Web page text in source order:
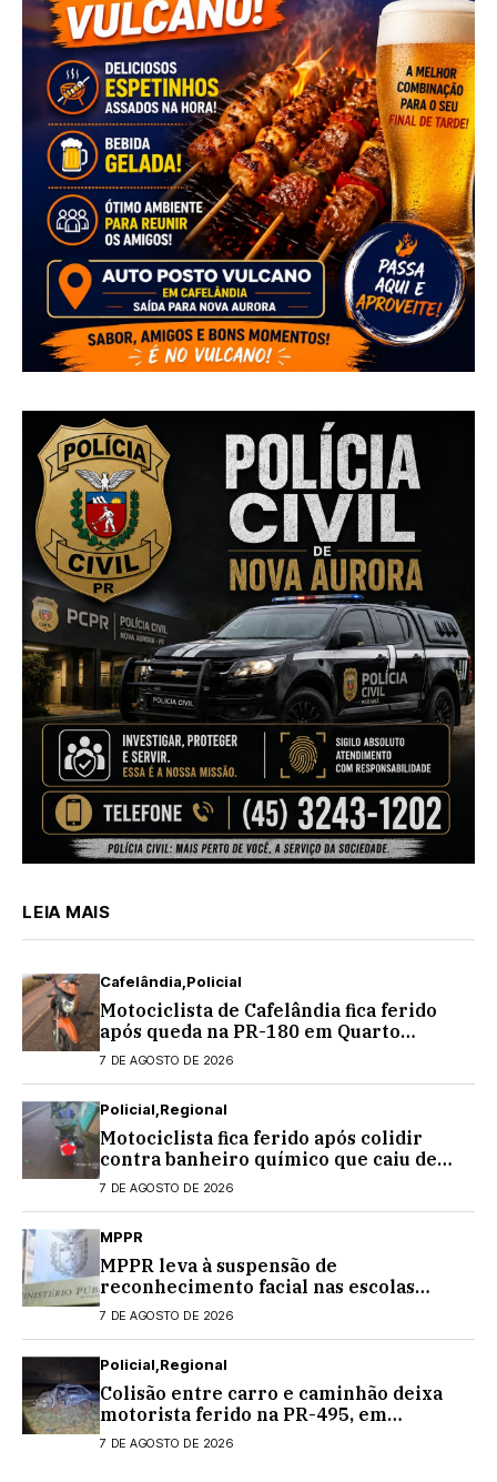
LEIA MAIS
Cafelândia Policial
Motociclista de Cafelândia fica ferido
após queda na PR-180 em Quarto
Centenário
7 DE AGOSTO DE 2026
Policial Regional
Motociclista fica ferido após colidir
contra banheiro químico que caiu de
caminhão na PRC-467, em Cascavel
7 DE AGOSTO DE 2026
MPPR
MPPR leva à suspensão de
reconhecimento facial nas escolas
estaduais
7 DE AGOSTO DE 2026
Policial Regional
Colisão entre carro e caminhão deixa
motorista ferido na PR-495, em
Medianeira
7 DE AGOSTO DE 2026